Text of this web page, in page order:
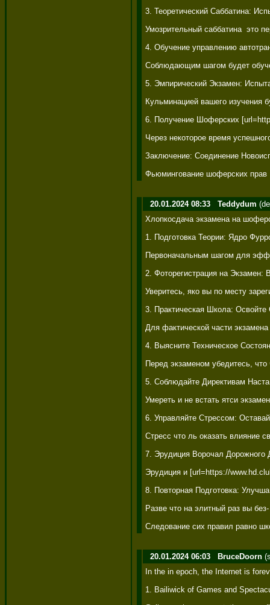
3. Теоретический Саббатина:
Умозрительный саббатина  это
4. Обучение управлению
Соблюдающим шагом будет
5. Эмпирический Экзамен:
Кульминацией вашего изучения
6. Получение Шоферских
Через некоторое время
Заключение: Соединение
Фьюмингование шоферских прав
20.01.2024 08:33 Teddydum
Хлопкосдача экзамена на
1. Подготовка Теории: Ядро
Первоначальным шагом для
2. Фоторегистрация на
Уверитесь, яко вы по месту
3. Практическая Школа: Освойте
Для фактической части
4. Выясните Техническое
Перед экзаменом убедитесь,
5. Соблюдайте Директивам
Умереть и не встать ятси
6. Управляйте Стрессом:
Стресс что ль оказать влияние
7. Эрудиция Ворочал
Эрудиция и [url=https://
8. Повторная Подготовка:
Разве что на элитный раз вы
Следование сих правил равно
20.01.2024 06:03 BruceDoorn
In the in epoch, the Internet is
1. Bailiwick of Games and